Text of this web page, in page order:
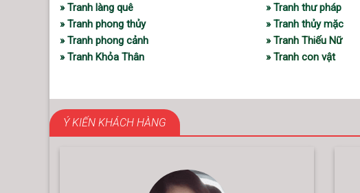
» Tranh làng quê
» Tranh phong thủy
» Tranh phong cảnh
» Tranh Khỏa Thân
» Tranh thư pháp
» Tranh thủy mặc
» Tranh Thiếu Nữ
» Tranh con vật
Ý KIẾN KHÁCH HÀNG